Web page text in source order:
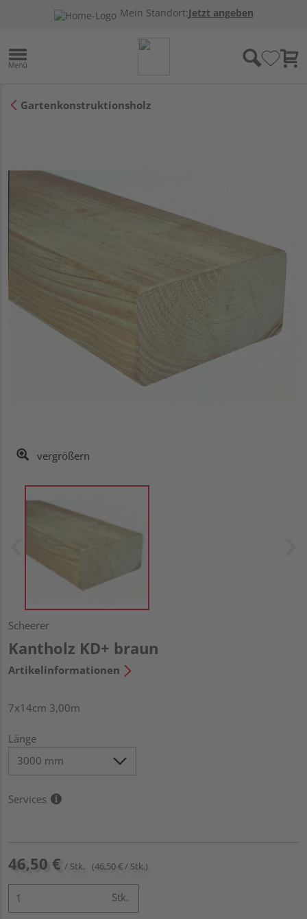
Mein Standort:Jetzt angeben
Gartenkonstruktionsholz
vergrößern
Scheerer
Kantholz KD+ braun
Artikelinformationen
7x14cm 3,00m
Länge
Services
46,50 € / Stk. (46,50 € / Stk.)
Stk.